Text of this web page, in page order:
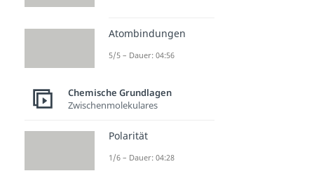
Atombindungen
5/5 – Dauer: 04:56
Chemische Grundlagen
Zwischenmolekulares
Polarität
1/6 – Dauer: 04:28